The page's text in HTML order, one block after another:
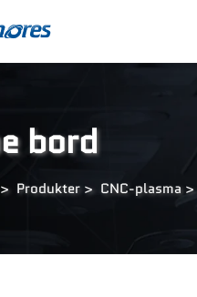
bord
Produkter > CNC-plasma>